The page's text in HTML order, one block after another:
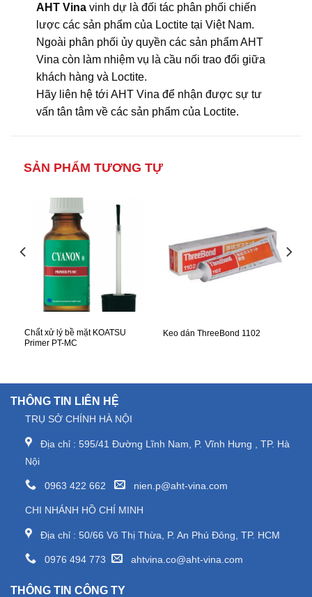
AHT Vinavinh dự là đối tác phân phối chiến
lược các sản phẩm của Loctite tại Việt Nam.
Ngoài phân phối ủy quyền các sản phẩm AHT
Vina còn làm nhiệm vụ là cầu nối trao đổi giữa
khách hàng và Loctite.
Hãy liên hệ tới AHT Vina để nhận được sự tư
vấn tân tâm về các sản phẩm của Loctite.
SẢN PHẨM TƯƠNG TỰ
Chất xử lý bề mặt KOATSU
Primer PT-MC
Keo dán ThreeBond 1102
THÔNG TIN LIÊN HỆ
TRỤ SỞ CHÍNH HÀ NỘI
Địa chỉ : 595/41 Đường Lĩnh Nam, P. Vĩnh Hưng , TP. Hà
Nội
0963 422 662 nien.p@aht-vina.com
CHI NHÁNH HỒ CHÍ MINH
Địa chỉ : 50/66 Võ Thị Thừa, P. An Phú Đông, TP. HCM
0976 494 773 ahtvina.co@aht-vina.com
THÔNG TIN CÔNG TY